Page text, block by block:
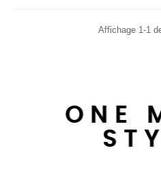
Affichage 1-1
ONE